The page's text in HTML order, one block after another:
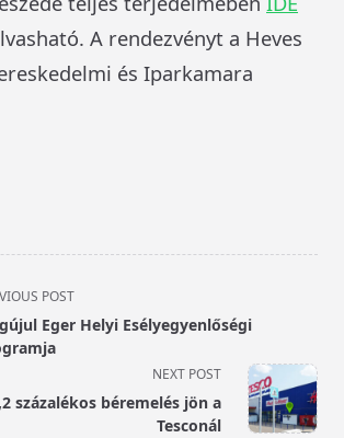
A rendezvényt a Heves
és Iparkamara
POST
Eger Helyi Esélyegyenlőségi
NEXT POST
százalékos béremelés jön a
Tesconál